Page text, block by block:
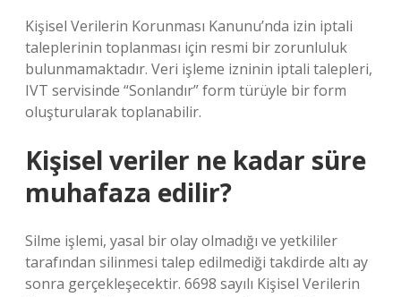
Kişisel Verilerin Korunması Kanunu’nda izin iptali
taleplerinin toplanması için resmi bir zorunluluk
bulunmamaktadır. Veri işleme izninin iptali talepleri,
IVT servisinde “Sonlandır” form türüyle bir form
oluşturularak toplanabilir.
Kişisel veriler ne kadar süre
muhafaza edilir?
Silme işlemi, yasal bir olay olmadığı ve yetkililer
tarafından silinmesi talep edilmediği takdirde altı ay
sonra gerçekleşecektir. 6698 sayılı Kişisel Verilerin